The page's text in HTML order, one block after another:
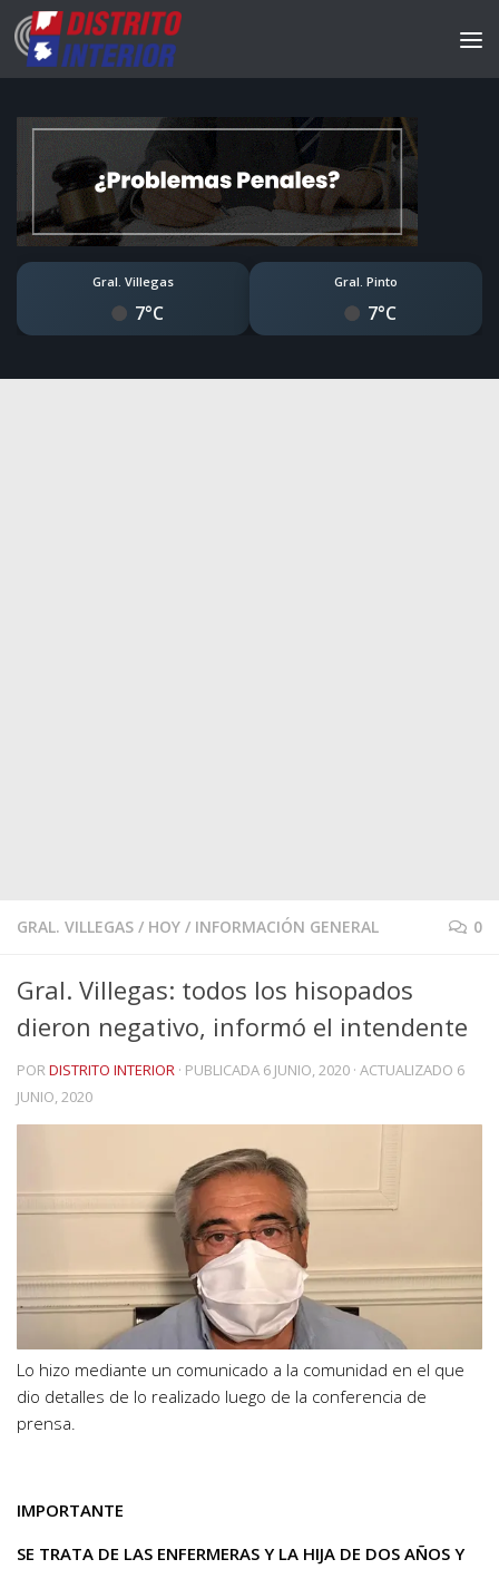
Gral. Villegas
7°C
Gral. Pinto
7°C
GRAL. VILLEGAS / HOY / INFORMACIÓN GENERAL 0
Gral. Villegas: todos los hisopados
dieron negativo, informó el intendente
PORDISTRITO INTERIOR · PUBLICADA 6 JUNIO, 2020 · ACTUALIZADO 6
JUNIO, 2020
Lo hizo mediante un comunicado a la comunidad en el que
dio detalles de lo realizado luego de la conferencia de
prensa.
IMPORTANTE
SE TRATA DE LAS ENFERMERAS Y LA HIJA DE DOS AÑOS Y